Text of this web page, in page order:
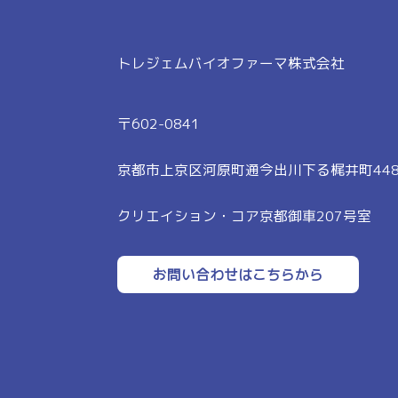
トレジェムバイオファーマ株式会社
〒602-0841
京都市上京区河原町通今出川下る梶井町
クリエイション・コア京都御車207号室
お問い合わせはこちらから